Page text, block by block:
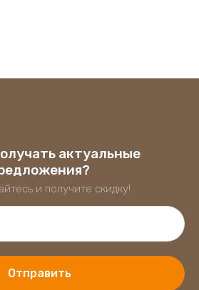
актуальные
и получите скидку!
Отправить